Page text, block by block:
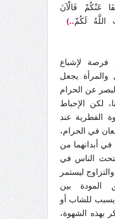
عَنْكُمْ فَالْآنَ
اللَّهُ لَكُمْ..)
فرصة لإشباع
والمرأة يجعل
عن الحرام
لكن الإحباط
الفطرية عند
في الحرام،
في أبدانهما من
الناس في
ليستمر
المودة بين
يسبب للشاب أو
بهذه الشهوة،